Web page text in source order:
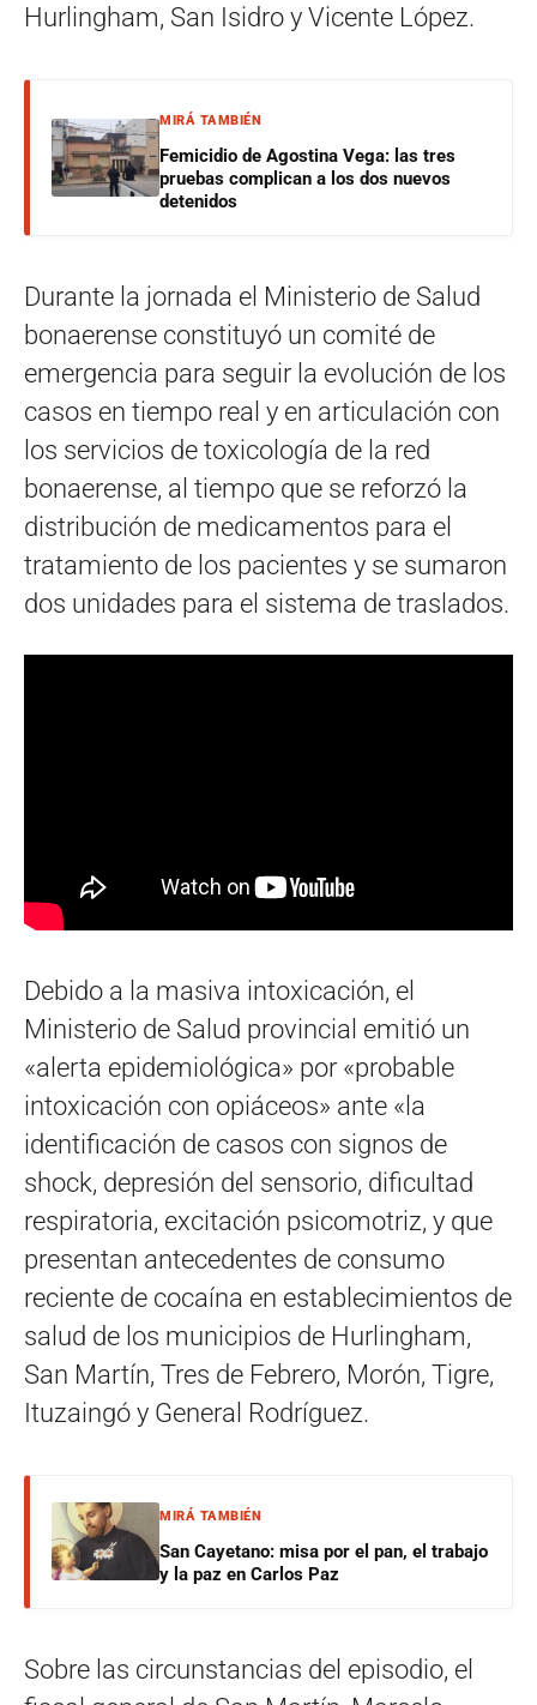
Hurlingham, San Isidro y Vicente López.
MIRÁ TAMBIÉN
Femicidio de Agostina Vega: las tres
pruebas complican a los dos nuevos
detenidos
Durante la jornada el Ministerio de Salud
bonaerense constituyó un comité de
emergencia para seguir la evolución de los
casos en tiempo real y en articulación con
los servicios de toxicología de la red
bonaerense, al tiempo que se reforzó la
distribución de medicamentos para el
tratamiento de los pacientes y se sumaron
dos unidades para el sistema de traslados.
Debido a la masiva intoxicación, el
Ministerio de Salud provincial emitió un
«alerta epidemiológica» por «probable
intoxicación con opiáceos» ante «la
identificación de casos con signos de
shock, depresión del sensorio, dificultad
respiratoria, excitación psicomotriz, y que
presentan antecedentes de consumo
reciente de cocaína en establecimientos de
salud de los municipios de Hurlingham,
San Martín, Tres de Febrero, Morón, Tigre,
Ituzaingó y General Rodríguez.
MIRÁ TAMBIÉN
San Cayetano: misa por el pan, el trabajo
y la paz en Carlos Paz
Sobre las circunstancias del episodio, el